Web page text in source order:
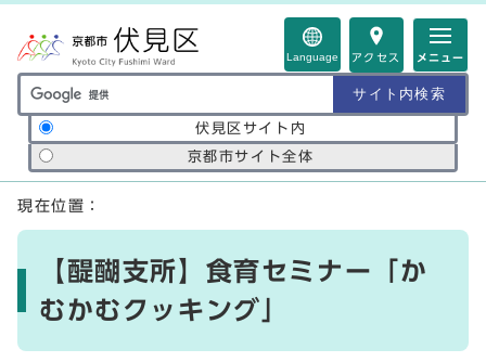
Language アクセス メニュー
サイト内検索の範囲
伏見区サイト内
京都市サイト全体
ここから本文です
現在位置：
【醍醐支所】食育セミナー「か
むかむクッキング」